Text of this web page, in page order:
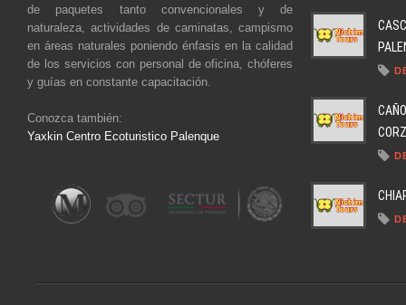
de paquetes tanto convencionales y de
naturaleza, actividades de caminatas, campismo
en áreas naturales poniendo énfasis en la calidad
de los servicios con personal de oficina, chóferes
y guías en constante capacitación.
Conozca también:
Yaxkin Centro Ecoturistico Palenque